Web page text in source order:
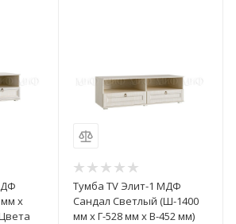
х
Тумба TV Элит-1 МДФ
Сандал Светлый (Ш-1400
мм x Г-528 мм х В-452 мм)